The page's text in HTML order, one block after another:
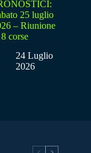
25 luglio
– Riunione
corse
24 Luglio
2026